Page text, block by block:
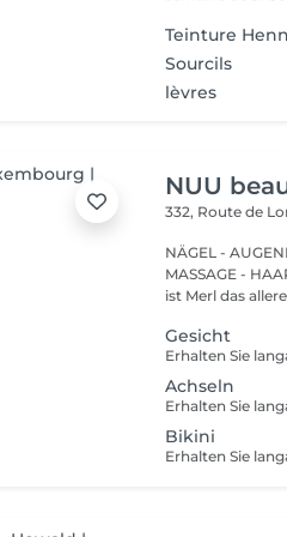
Teinture
Sourcils
lèvres
NUU
332, Route de
NÄGEL -
MASSAGE -
ist Merl das
Gesicht
Achseln
Bikini